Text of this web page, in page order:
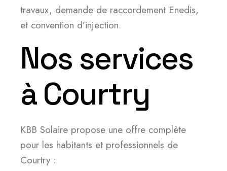
travaux, demande de raccordement Enedis,
et convention d’injection.
Nos services
à Courtry
KBB Solaire propose une offre complète
pour les habitants et professionnels de
Courtry :